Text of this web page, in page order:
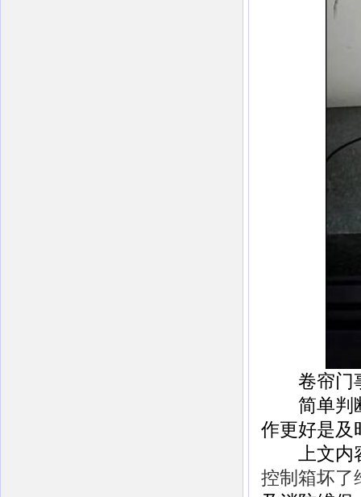
卷帘门
简单判断
作更好是及
上文内容
控制箱坏了